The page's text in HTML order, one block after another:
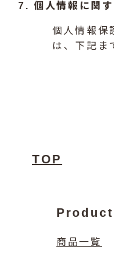
7. 個人情報に関
個人情報保
は、下記ま
TOP
商品一覧